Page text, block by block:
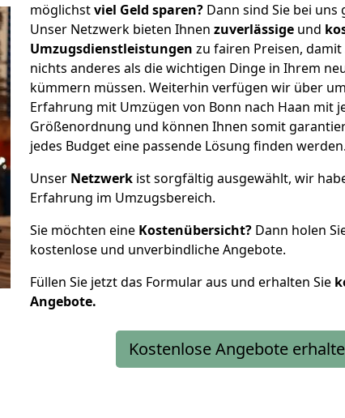
möglichstviel Geld sparen? Dann sind Sie bei uns
Unser Netzwerk bieten Ihnen zuverlässige und
Umzugsdienstleistungen zu fairen Preisen, damit
nichts anderes als die wichtigen Dinge in Ihrem
kümmern müssen. Weiterhin verfügen wir über
Erfahrung mit Umzügen von Bonn nach Haan mit
Größenordnung und können Ihnen somit
jedes Budget eine passende Lösung finden werden.
Unser Netzwerk ist sorgfältig ausgewählt, wir
Erfahrung im Umzugsbereich.
Sie möchten eine Kostenübersicht? Dann holen
kostenlose und unverbindliche Angebote.
Füllen Sie jetzt das Formular aus und erhalten Sie
Angebote.
Kostenlose Angebote